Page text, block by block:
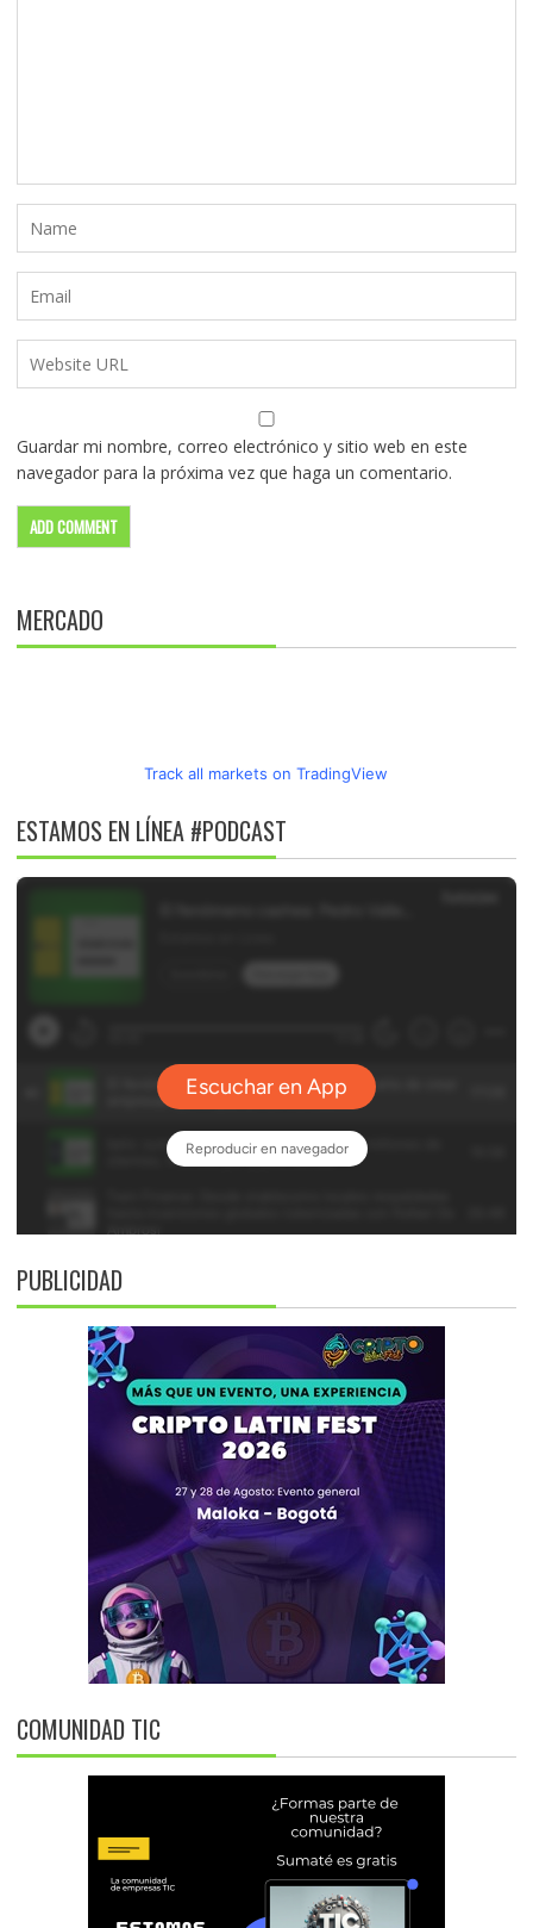
Guardar mi nombre, correo electrónico y sitio web en este
navegador para la próxima vez que haga un comentario.
MERCADO
Track all markets on TradingView
ESTAMOS EN LÍNEA #PODCAST
PUBLICIDAD
COMUNIDAD TIC